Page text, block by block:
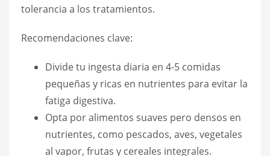
tolerancia a los tratamientos.
Recomendaciones clave:
Divide tu ingesta diaria en 4-5 comidas
pequeñas y ricas en nutrientes para evitar la
fatiga digestiva.
Opta por alimentos suaves pero densos en
nutrientes, como pescados, aves, vegetales
al vapor, frutas y cereales integrales.